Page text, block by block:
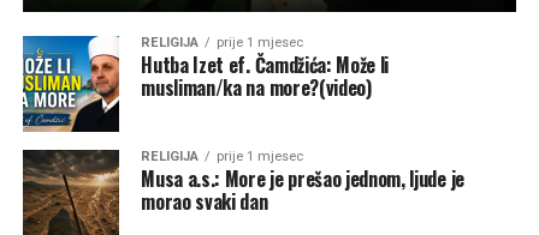
RELIGIJA prije 1 mjesec
Hutba Izet ef. Čamdžića: Može li
musliman/ka na more?(video)
RELIGIJA prije 1 mjesec
Musa a.s.: More je prešao jednom, ljude je
morao svaki dan